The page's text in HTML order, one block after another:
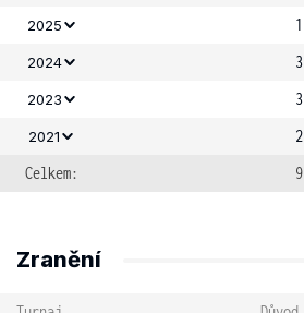
2025 1
2024 3
2023 3
2021
2
Celkem:
9
Zranění